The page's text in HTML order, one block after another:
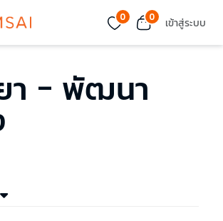
0 0 เข้าสู่ระบบ
า - พัฒนา